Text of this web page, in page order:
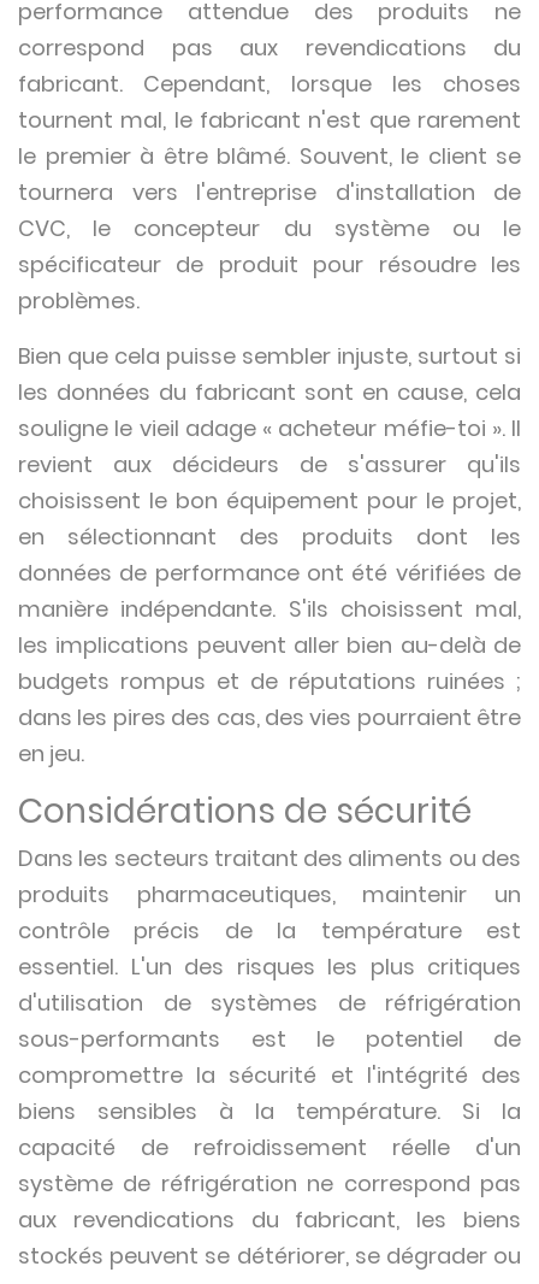
performance attendue des produits ne
correspond pas aux revendications du
fabricant. Cependant, lorsque les choses
tournent mal, le fabricant n'est que rarement
le premier à être blâmé. Souvent, le client se
tournera vers l'entreprise d'installation de
CVC, le concepteur du système ou le
spécificateur de produit pour résoudre les
problèmes.
Bien que cela puisse sembler injuste, surtout si
les données du fabricant sont en cause, cela
souligne le vieil adage « acheteur méfie-toi ». Il
revient aux décideurs de s'assurer qu'ils
choisissent le bon équipement pour le projet,
en sélectionnant des produits dont les
données de performance ont été vérifiées de
manière indépendante. S'ils choisissent mal,
les implications peuvent aller bien au-delà de
budgets rompus et de réputations ruinées ;
dans les pires des cas, des vies pourraient être
en jeu.
Considérations de sécurité
Dans les secteurs traitant des aliments ou des
produits pharmaceutiques, maintenir un
contrôle précis de la température est
essentiel. L'un des risques les plus critiques
d'utilisation de systèmes de réfrigération
sous-performants est le potentiel de
compromettre la sécurité et l'intégrité des
biens sensibles à la température. Si la
capacité de refroidissement réelle d'un
système de réfrigération ne correspond pas
aux revendications du fabricant, les biens
stockés peuvent se détériorer, se dégrader ou